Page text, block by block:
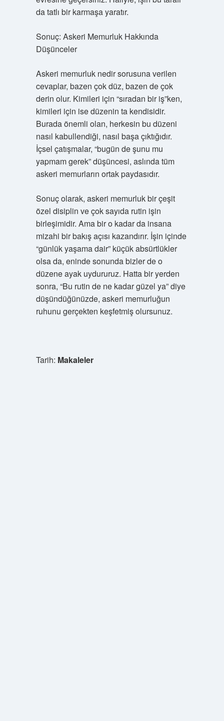
da tatlı bir karmaşa yaratır.
Sonuç: Askeri Memurluk Hakkında
Düşünceler
Askeri memurluk nedir sorusuna verilen
cevaplar, bazen çok düz, bazen de çok
derin olur. Kimileri için “sıradan bir iş”ken,
kimileri için ise düzenin ta kendisidir.
Burada önemli olan, herkesin bu düzeni
nasıl kabullendiği, nasıl başa çıktığıdır.
İçsel çatışmalar, “bugün de şunu mu
yapmam gerek” düşüncesi, aslında tüm
askeri memurların ortak paydasıdır.
Sonuç olarak, askeri memurluk bir çeşit
özel disiplin ve çok sayıda rutin işin
birleşimidir. Ama bir o kadar da insana
mizahi bir bakış açısı kazandırır. İşin içinde
“günlük yaşama dair” küçük absürtlükler
olsa da, eninde sonunda bizler de o
düzene ayak uydururuz. Hatta bir yerden
sonra, “Bu rutin de ne kadar güzel ya” diye
düşündüğünüzde, askeri memurluğun
ruhunu gerçekten keşfetmiş olursunuz.
Tarih: Makaleler